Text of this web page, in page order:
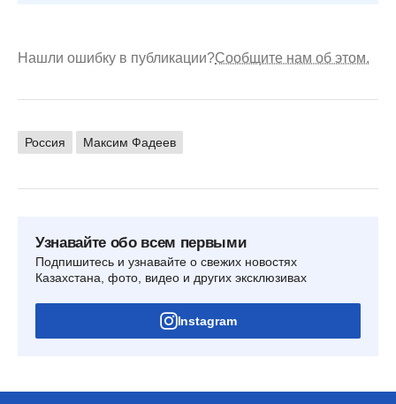
Нашли ошибку в публикации?Сообщите нам об этом.
Россия Максим Фадеев
Узнавайте обо всем первыми
Подпишитесь и узнавайте о свежих новостях
Казахстана, фото, видео и других эксклюзивах
Instagram